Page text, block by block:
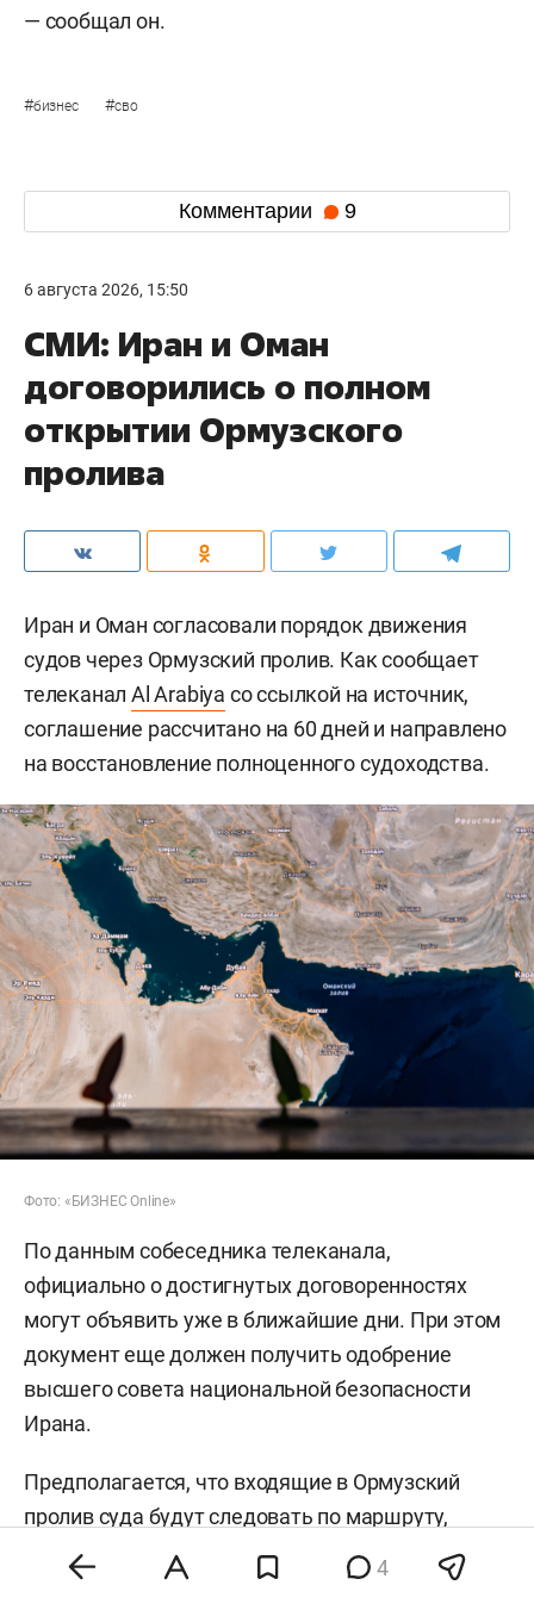
— сообщал он.
#бизнес #сво
Комментарии 9
6 августа 2026, 15:50
СМИ: Иран и Оман
договорились о полном
открытии Ормузского
пролива
Иран и Оман согласовали порядок движения
судов через Ормузский пролив. Как сообщает
телеканалAl Arabiya со ссылкой на источник,
соглашение рассчитано на 60 дней и направлено
на восстановление полноценного судоходства.
Фото: «БИЗНЕС Online»
По данным собеседника телеканала,
официально о достигнутых договоренностях
могут объявить уже в ближайшие дни. При этом
документ еще должен получить одобрение
высшего совета национальной безопасности
Ирана.
Предполагается, что входящие в Ормузский
пролив суда будут следовать по маршруту,
проходящему ближе к иранскому побережью, а
покидающие акваторию — вдоль берегов
4